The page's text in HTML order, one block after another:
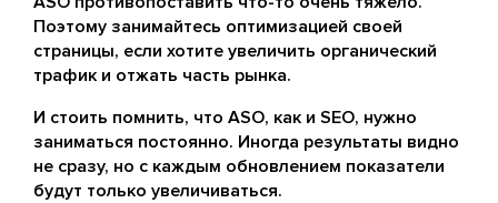
Поэтому занимайтесь оптимизацией своей
страницы, если хотите увеличить органический
трафик и отжать часть рынка.
И стоить помнить, что ASO, как и SEO, нужно
заниматься постоянно. Иногда результаты видно
не сразу, но с каждым обновлением показатели
будут только увеличиваться.